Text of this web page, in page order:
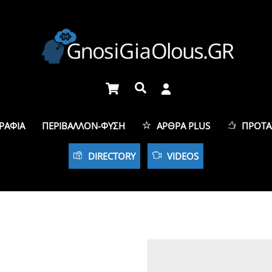
Cart Αναζήτηση
ΠΕΡΙΒΆΛΛΟΝ-ΦΎΣΗ ΆΡΘΡΑ PLUS
DIRECTORY VIDEOS